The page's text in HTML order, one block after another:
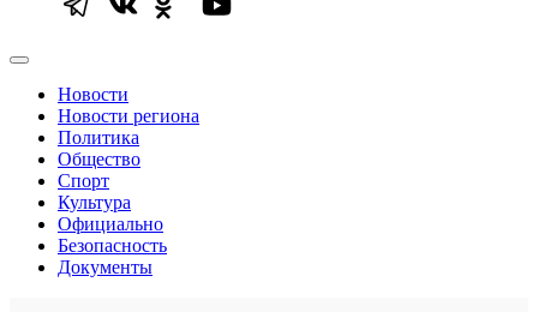
Новости
Новости региона
Политика
Общество
Спорт
Культура
Официально
Безопасность
Документы